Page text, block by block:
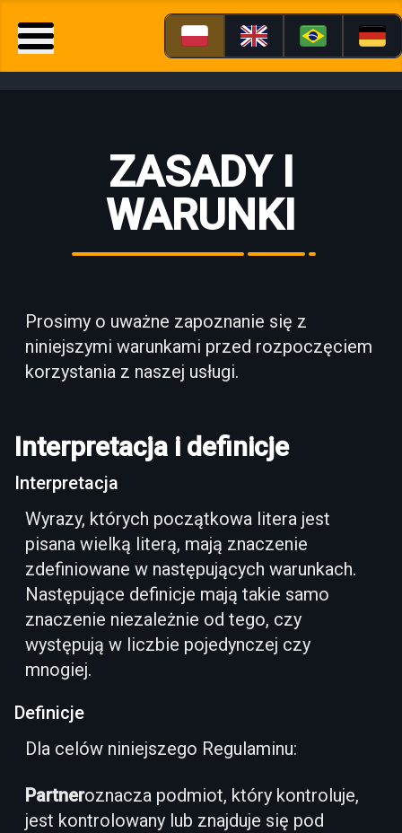
ZASADY I
WARUNKI
Prosimy o uważne zapoznanie się z
niniejszymi warunkami przed rozpoczęciem
korzystania z naszej usługi.
Interpretacja i definicje
Interpretacja
Wyrazy, których początkowa litera jest
pisana wielką literą, mają znaczenie
zdefiniowane w następujących warunkach.
Następujące definicje mają takie samo
znaczenie niezależnie od tego, czy
występują w liczbie pojedynczej czy
mnogiej.
Definicje
Dla celów niniejszego Regulaminu:
Partneroznacza podmiot, który kontroluje,
jest kontrolowany lub znajduje się pod